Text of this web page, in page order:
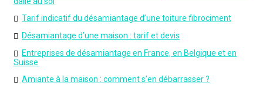
Tarif indicatif du désamiantage d’une toiture fibrociment
Désamiantage d’une maison : tarif et devis
Entreprises de désamiantage en France, en Belgique et en
Suisse
Amiante à la maison : comment s’en débarrasser ?